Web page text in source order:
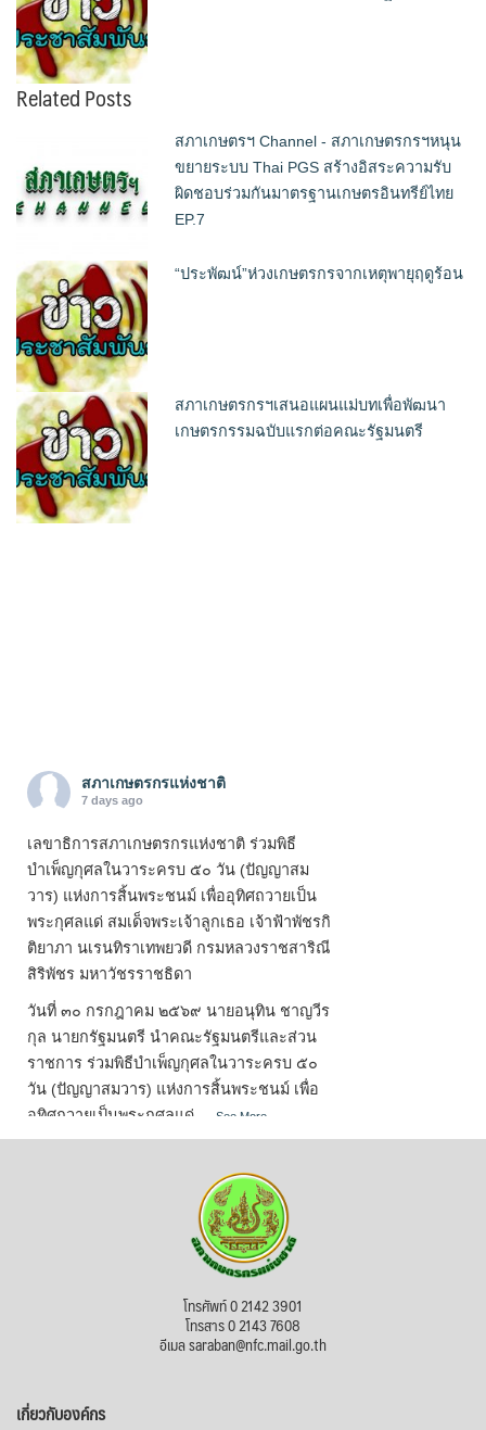
Related Posts
สภาเกษตรฯ Channel - สภาเกษตรกรฯหนุน
ขยายระบบ Thai PGS สร้างอิสระความรับ
ผิดชอบร่วมกันมาตรฐานเกษตรอินทรีย์ไทย
EP.7
“ประพัฒน์”ห่วงเกษตรกรจากเหตุพายุฤดูร้อน
สภาเกษตรกรฯเสนอแผนแม่บทเพื่อพัฒนา
เกษตรกรรมฉบับแรกต่อคณะรัฐมนตรี
สภาเกษตรกรแห่งชาติ
7 days ago
เลขาธิการสภาเกษตรกรแห่งชาติ ร่วมพิธี
บำเพ็ญกุศลในวาระครบ ๕๐ วัน (ปัญญาสม
วาร) แห่งการสิ้นพระชนม์ เพื่ออุทิศถวายเป็น
พระกุศลแด่ สมเด็จพระเจ้าลูกเธอ เจ้าฟ้าพัชรกิ
ติยาภา นเรนทิราเทพยวดี กรมหลวงราชสาริณี
สิริพัชร มหาวัชรราชธิดา
วันที่ ๓๐ กรกฎาคม ๒๕๖๙ นายอนุทิน ชาญวีร
กุล นายกรัฐมนตรี นำคณะรัฐมนตรีและส่วน
ราชการ ร่วมพิธีบำเพ็ญกุศลในวาระครบ ๕๐
วัน (ปัญญาสมวาร) แห่งการสิ้นพระชนม์ เพื่อ
อุทิศถวายเป็นพระกุศลแด่
See More
สภาเกษตรกรแห่งชาติ
วันเข้าพรรษา (วันแรม ๑ ค่ำ เดือน ๘) หรือ
เทศกาลเข้าพรรษา (วันแรม ๑ ค่ำ เดือน ๘ ถึง
ประเทศไทย โดยมีกำหนดระยะเวลา ๓ เดือน
โทรศัพท์ 0 2142 3901
โทรสาร 0 2143 7608
อีเมล saraban@nfc.mail.go.th
เกี่ยวกับองค์กร